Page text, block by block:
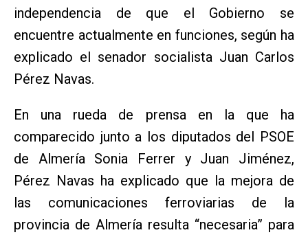
independencia de que el Gobierno se
encuentre actualmente en funciones, según ha
explicado el senador socialista Juan Carlos
Pérez Navas.
En una rueda de prensa en la que ha
comparecido junto a los diputados del PSOE
de Almería Sonia Ferrer y Juan Jiménez,
Pérez Navas ha explicado que la mejora de
las comunicaciones ferroviarias de la
provincia de Almería resulta “necesaria” para